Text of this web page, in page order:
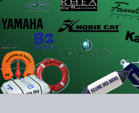
Personnalisation
Tout pour votre voiture